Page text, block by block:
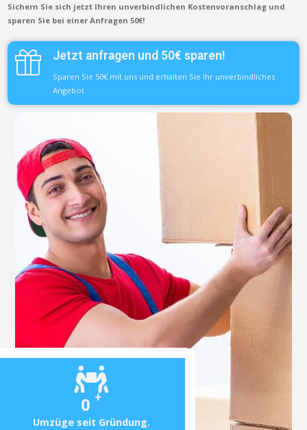
0 +
Umzüge seit Gründung.
Sichern Sie sich jetzt Ihren unverbindlichen Kostenvoranschlag und
sparen Sie bei einer Anfragen 50€!
Jetzt anfragen und 50€ sparen!
Sparen Sie 50€ mit uns und erhalten Sie Ihr unverbindliches
Angebot.